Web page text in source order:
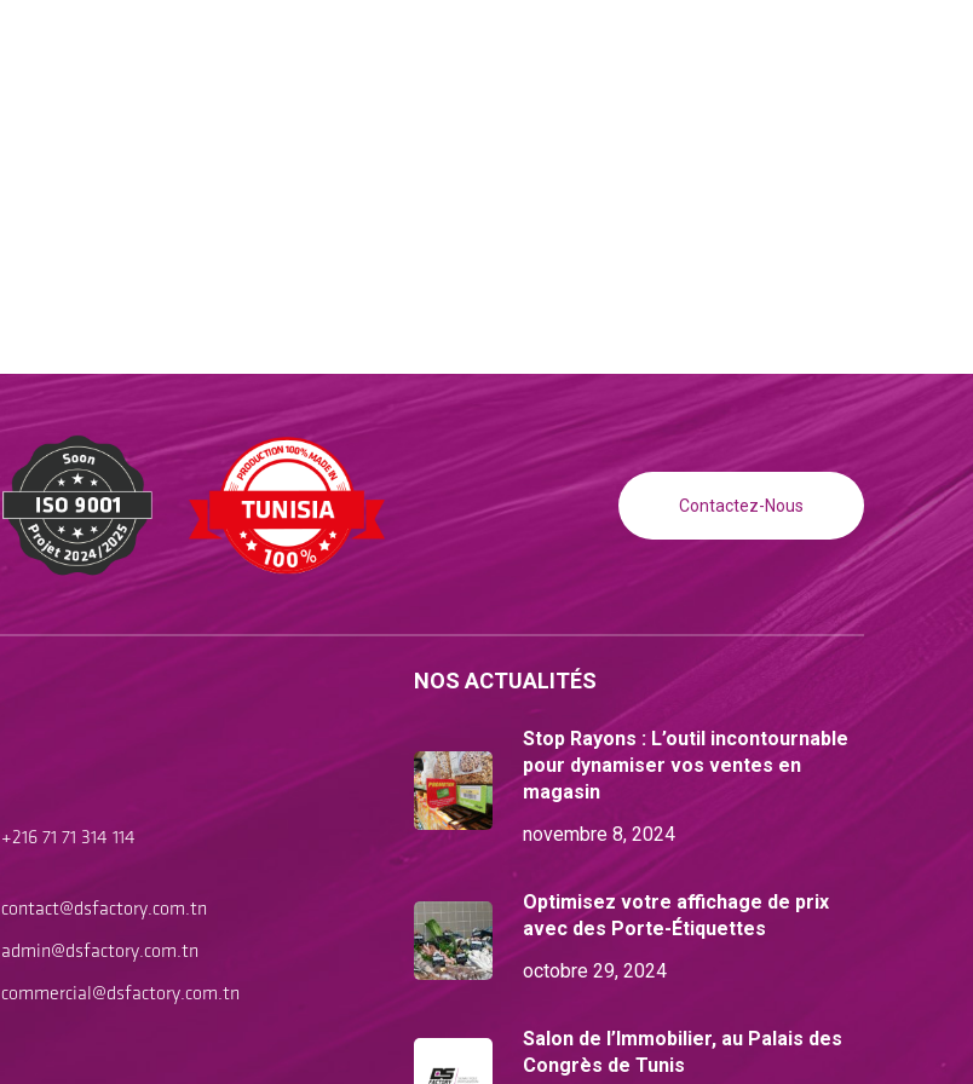
Contactez-Nous
+216 7171 314 114
contact@dsfactory.com.tn
admin@dsfactory.com.tn
commercial@dsfactory.com.tn
NOS ACTUALITÉS
Stop Rayons : L’outil incontournable
pour dynamiser vos ventes en
magasin
novembre 8, 2024
Optimisez votre affichage de prix
avec des Porte-Étiquettes
octobre 29, 2024
Salon de l’Immobilier, au Palais des
Congrès de Tunis